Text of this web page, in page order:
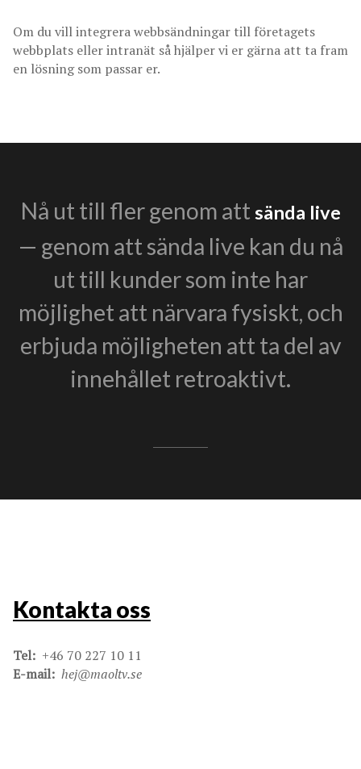
Om du vill integrera webbsändningar till företagets
webbplats eller intranät så hjälper vi er gärna att ta fram
en lösning som passar er.
Nå ut till fler genom att sända live
— genom att sända live kan du nå
ut till kunder som inte har
möjlighet att närvara fysiskt, och
erbjuda möjligheten att ta del av
innehållet retroaktivt.
Kontakta oss
Tel: +46 70 227 10 11
E-mail: hej@maoltv.se